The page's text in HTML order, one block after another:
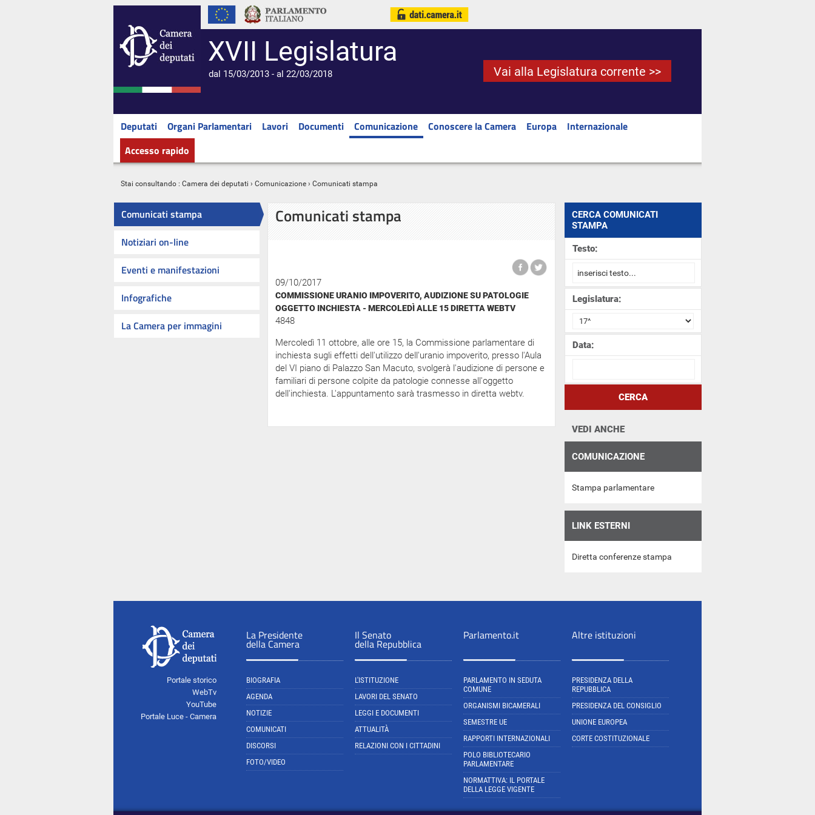
XVII Legislatura
dal 15/03/2013 - al 22/03/2018 Vai alla Legislatura corrente >>
Deputati Organi Parlamentari Lavori Documenti Comunicazione Conoscere la Camera Europa
Internazionale
Accesso rapido
Stai consultando : Camera dei deputati › Comunicazione › Comunicati stampa
Comunicati stampa
Notiziari on-line
Eventi e manifestazioni
Infografiche
La Camera per immagini
Comunicati stampa
09/10/2017
COMMISSIONE URANIO IMPOVERITO, AUDIZIONE SU PATOLOGIE
OGGETTO INCHIESTA - MERCOLEDÌ ALLE 15 DIRETTA WEBTV
4848
Mercoledì 11 ottobre, alle ore 15, la Commissione parlamentare di
inchiesta sugli effetti dell'utilizzo dell'uranio impoverito, presso l'Aula
del VI piano di Palazzo San Macuto, svolgerà l'audizione di persone e
familiari di persone colpite da patologie connesse all'oggetto
dell'inchiesta. L'appuntamento sarà trasmesso in diretta webtv.
CERCA COMUNICATI
STAMPA
Testo:
Legislatura:
Data:
CERCA
VEDI ANCHE
COMUNICAZIONE
Stampa parlamentare
LINK ESTERNI
Diretta conferenze stampa
Portale storico
WebTv
YouTube
Portale Luce - Camera
La Presidente
della Camera
BIOGRAFIA
AGENDA
NOTIZIE
COMUNICATI
DISCORSI
FOTO/VIDEO
Il Senato
della Repubblica
L'ISTITUZIONE
LAVORI DEL SENATO
LEGGI E DOCUMENTI
ATTUALITÀ
RELAZIONI CON I CITTADINI
Parlamento.it
PARLAMENTO IN SEDUTA
COMUNE
ORGANISMI BICAMERALI
SEMESTRE UE
RAPPORTI INTERNAZIONALI
POLO BIBLIOTECARIO
PARLAMENTARE
NORMATTIVA: IL PORTALE
DELLA LEGGE VIGENTE
Altre istituzioni
PRESIDENZA DELLA
REPUBBLICA
PRESIDENZA DEL CONSIGLIO
UNIONE EUROPEA
CORTE COSTITUZIONALE